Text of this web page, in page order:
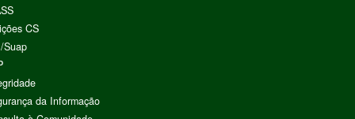
CS
Suap
da Informação